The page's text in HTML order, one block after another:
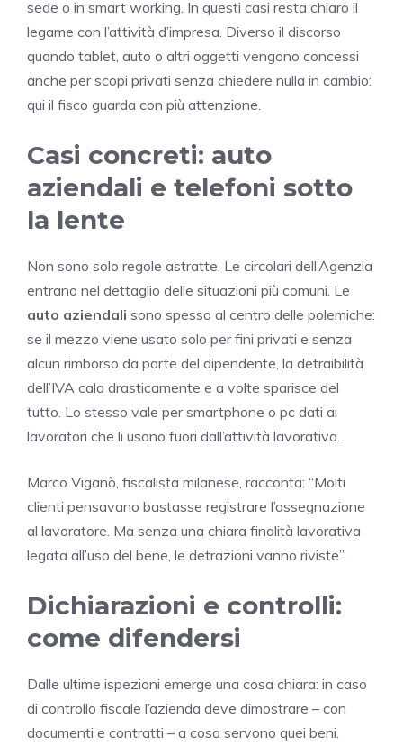
sede o in smart working. In questi casi resta chiaro il
legame con l’attività d’impresa. Diverso il discorso
quando tablet, auto o altri oggetti vengono concessi
anche per scopi privati senza chiedere nulla in cambio:
qui il fisco guarda con più attenzione.
Casi concreti: auto
aziendali e telefoni sotto
la lente
Non sono solo regole astratte. Le circolari dell’Agenzia
entrano nel dettaglio delle situazioni più comuni. Le
auto aziendali sono spesso al centro delle polemiche:
se il mezzo viene usato solo per fini privati e senza
alcun rimborso da parte del dipendente, la detraibilità
dell’IVA cala drasticamente e a volte sparisce del
tutto. Lo stesso vale per smartphone o pc dati ai
lavoratori che li usano fuori dall’attività lavorativa.
Marco Viganò, fiscalista milanese, racconta: “Molti
clienti pensavano bastasse registrare l’assegnazione
al lavoratore. Ma senza una chiara finalità lavorativa
legata all’uso del bene, le detrazioni vanno riviste”.
Dichiarazioni e controlli:
come difendersi
Dalle ultime ispezioni emerge una cosa chiara: in caso
di controllo fiscale l’azienda deve dimostrare – con
documenti e contratti – a cosa servono quei beni.